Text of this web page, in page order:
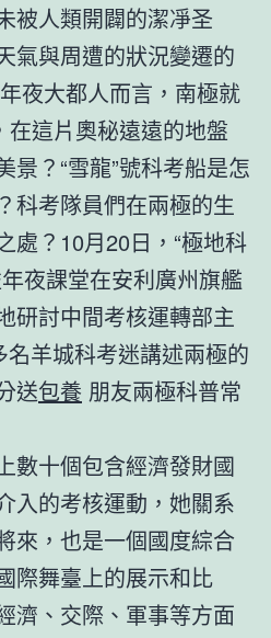
被人類開闢的潔凈圣
氣與周遭的狀況變遷的
夜大都人而言，南極就
在這片奧秘遠遠的地盤
景？“雪龍”號科考船是怎
科考隊員們在兩極的生
處？10月20日，“極地科
夜課堂在安利廣州旗艦
研討中間考核運轉部主
羊城科考迷講述兩極的
送包養 朋友兩極科普常
數十個包含經濟發財國
入的考核運動，她關系
來，也是一個國度綜合
際舞臺上的展示和比
濟、交際、軍事等方面